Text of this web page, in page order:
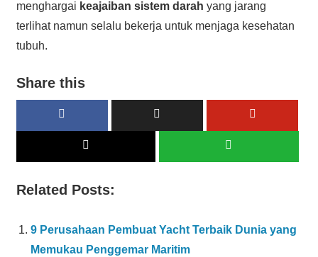
menghargai keajaiban sistem darah yang jarang
terlihat namun selalu bekerja untuk menjaga kesehatan
tubuh.
Share this
Related Posts:
9 Perusahaan Pembuat Yacht Terbaik Dunia yang
Memukau Penggemar Maritim